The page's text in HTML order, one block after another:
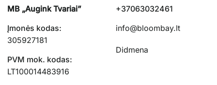
MB „Augink Tvariai”
Įmonės kodas:
305927181
PVM mok. kodas:
LT100014483916
+37063032461
info@bloombay.lt
Didmena